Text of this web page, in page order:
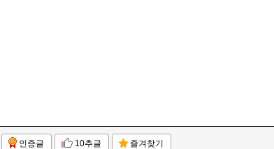
인증글 10추글 즐겨찾기